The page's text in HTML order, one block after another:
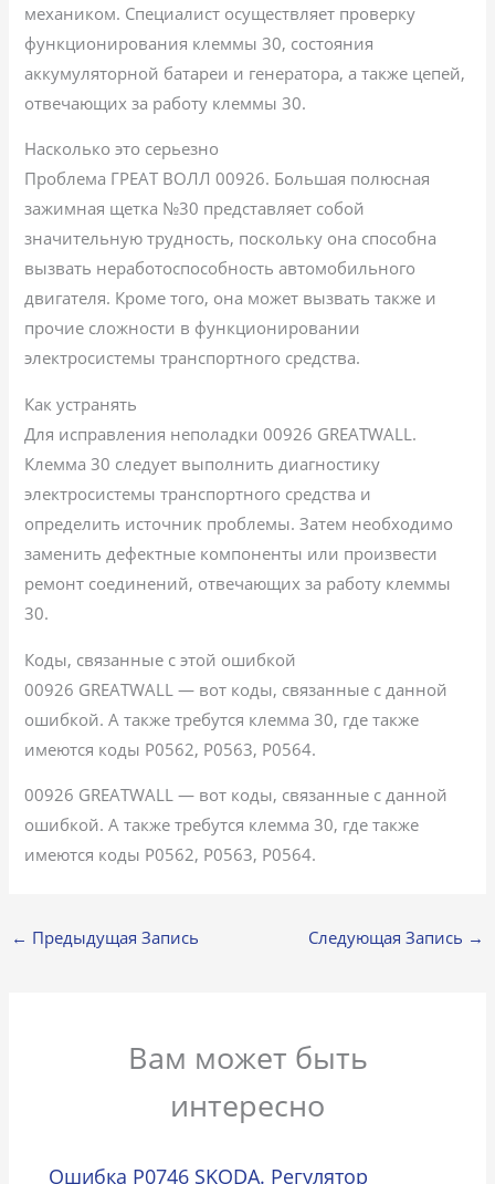
механиком. Специалист осуществляет проверку
функционирования клеммы 30, состояния
аккумуляторной батареи и генератора, а также цепей,
отвечающих за работу клеммы 30.
Насколько это серьезно
Проблема ГРЕАТ ВОЛЛ 00926. Большая полюсная
зажимная щетка №30 представляет собой
значительную трудность, поскольку она способна
вызвать неработоспособность автомобильного
двигателя. Кроме того, она может вызвать также и
прочие сложности в функционировании
электросистемы транспортного средства.
Как устранять
Для исправления неполадки 00926 GREATWALL.
Клемма 30 следует выполнить диагностику
электросистемы транспортного средства и
определить источник проблемы. Затем необходимо
заменить дефектные компоненты или произвести
ремонт соединений, отвечающих за работу клеммы
30.
Коды, связанные с этой ошибкой
00926 GREATWALL — вот коды, связанные с данной
ошибкой. А также требутся клемма 30, где также
имеются коды P0562, P0563, P0564.
00926 GREATWALL — вот коды, связанные с данной
ошибкой. А также требутся клемма 30, где также
имеются коды P0562, P0563, P0564.
← Предыдущая Запись Следующая Запись →
Вам может быть
интересно
Ошибка P0746 SKODA. Регулятор